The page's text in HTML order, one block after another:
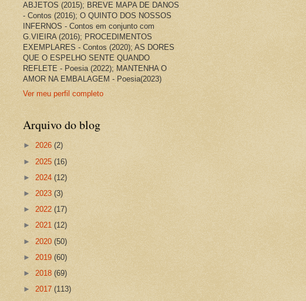
ABJETOS (2015); BREVE MAPA DE DANOS
- Contos (2016); O QUINTO DOS NOSSOS
INFERNOS - Contos em conjunto com
G.VIEIRA (2016); PROCEDIMENTOS
EXEMPLARES - Contos (2020); AS DORES
QUE O ESPELHO SENTE QUANDO
REFLETE - Poesia (2022); MANTENHA O
AMOR NA EMBALAGEM - Poesia(2023)
Ver meu perfil completo
Arquivo do blog
► 2026 (2)
► 2025 (16)
► 2024 (12)
► 2023 (3)
► 2022 (17)
► 2021 (12)
► 2020 (50)
► 2019 (60)
► 2018 (69)
► 2017 (113)